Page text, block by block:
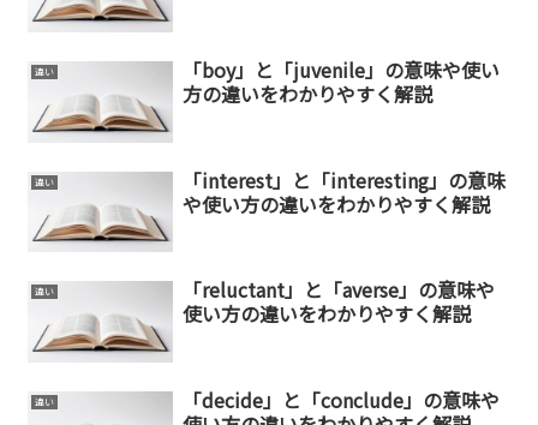
違い
「boy」と「juvenile」の意味や使い
方の違いをわかりやすく解説
違い
「interest」と「interesting」の意味
や使い方の違いをわかりやすく解説
違い
「reluctant」と「averse」の意味や
使い方の違いをわかりやすく解説
違い
「decide」と「conclude」の意味や